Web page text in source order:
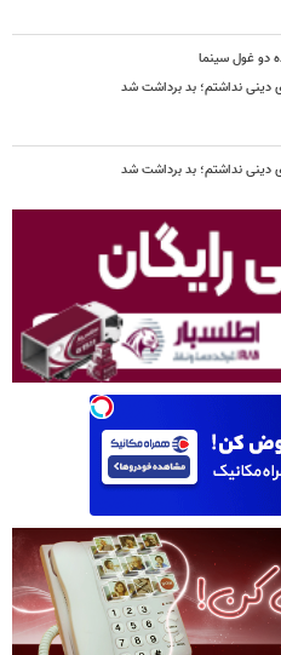
دو غول سینما
دینی نداشتم؛ بد برداشت شد
دینی نداشتم؛ بد برداشت شد